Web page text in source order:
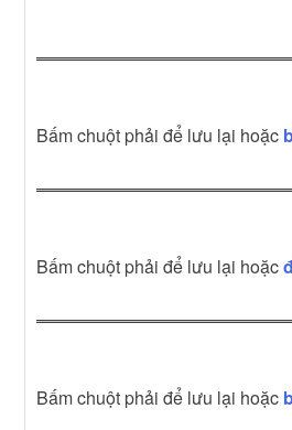
Bấm chuột phải để lưu lại hoặc
Bấm chuột phải để lưu lại hoặc
Bấm chuột phải để lưu lại hoặc